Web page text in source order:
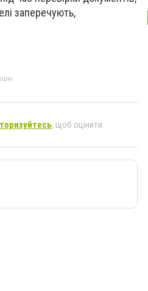
заперечують,
, щоб оцінити